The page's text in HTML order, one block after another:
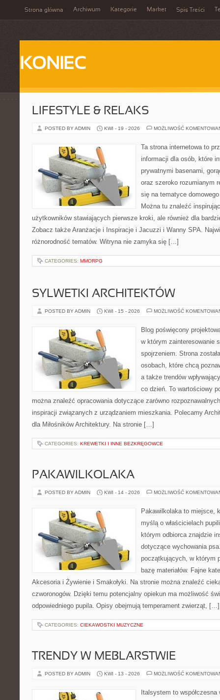
Strona główna Archiwum Kategorie Market Spis Treści
KONIEC
LIFESTYLE & RELAKS
POSTED BY ADMIN KWI - 19 - 2026 MOŻLIWOŚĆ
Ta strona internetowa to
informacji dla osób, które
prywatnymi basenami,
oraz szeroko rozumianym
się na tematyce
Można tu znaleźć
użytkowników stawiających pierwsze kroki, ale również dla
Zobacz także Aranżacje i Inspiracje i Jacuzzi i Wanny SPA.
różnorodność tematów. Witryna nie zamyka się […]
CATEGORIES: MMORPG
SYLWETKI ARCHITEKTÓW
POSTED BY ADMIN KWI - 15 - 2026 MOŻLIWOŚĆ
Blog poświęcony
w którym zainteresowanie
spojrzeniem. Strona
osobach, które chcą
a także trendów
co dzień. To wartościowy
można znaleźć opracowania dotyczące zarówno
inspiracji związanych z urządzaniem mieszkania. Polecamy
dla Miłośników Architektury. Na stronie […]
CATEGORIES: KREWETKI I INNE BEZKRĘGOWCE
PAKAWILKOLAKA
POSTED BY ADMIN KWI - 14 - 2026 MOŻLIWOŚĆ
Pakawilkolaka to miejsce,
myślą o właścicielach
którym odbiorca znajdzie
dotyczące wychowania
początkujących, w którym
bazę materiałów. Fajne
Akcesoria i Żywienie i Smakołyki. Na stronie można znaleźć
czworonogów. Dzięki temu potencjalny opiekun ma możliwość
odpowiedniego pupila. Opisy obejmują temperament zwierząt, […]
CATEGORIES: CIEKAWOSTKI MUZYCZNE
TRENDY W MEBLARSTWIE
POSTED BY ADMIN KWI - 13 - 2026 MOŻLIWOŚĆ
Italsystem to